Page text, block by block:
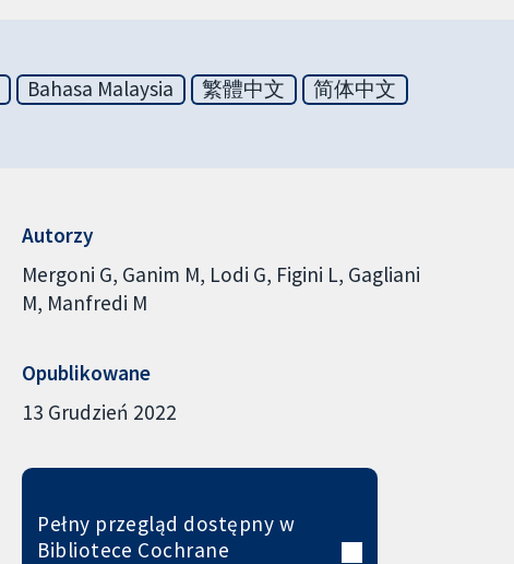
Bahasa Malaysia 繁體中文
简体中文
Autorzy
Mergoni G Ganim M Lodi G Figini L Gagliani
M Manfredi M
Opublikowane
13 Grudzień 2022
Pełny przegląd dostępny w
Bibliotece Cochrane